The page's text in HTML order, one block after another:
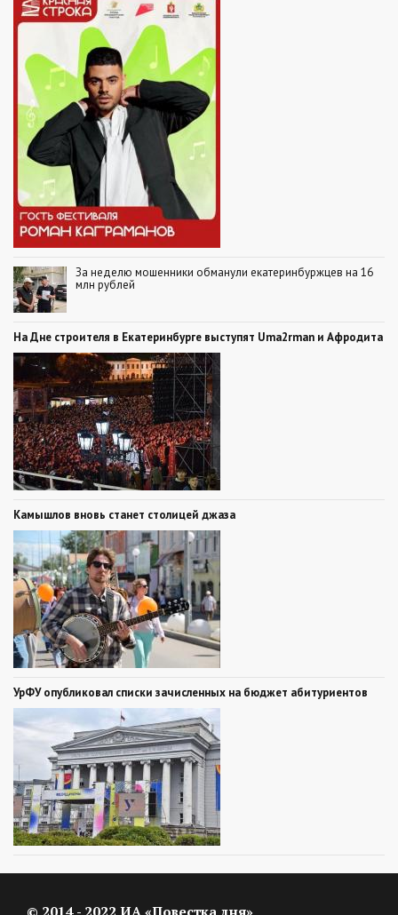
За неделю мошенники обманули екатеринбуржцев на 16
млн рублей
На Дне строителя в Екатеринбурге выступят Uma2rman и Афродита
Камышлов вновь станет столицей джаза
УрФУ опубликовал списки зачисленных на бюджет абитуриентов
© 2014 - 2022 ИА «Повестка дня»